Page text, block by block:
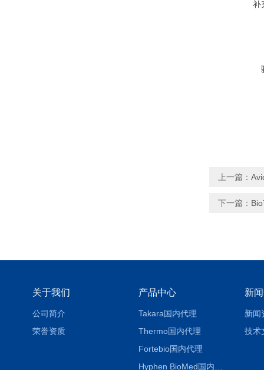
补
上一篇：
下一篇：
关于我们
公司简介
荣誉资质
产品中心
Takara国内代理
Thermo国内代理
Fortebio国内代理
新
新闻
技术